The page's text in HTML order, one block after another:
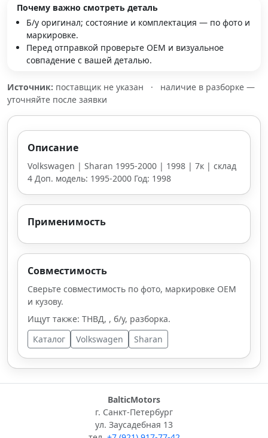
Почему важно смотреть деталь
Б/у оригинал; состояние и комплектация — по фото и
маркировке.
Перед отправкой проверьте OEM и визуальное
совпадение с вашей деталью.
Источник: поставщик не указан ·
наличие в разборке —
уточняйте после заявки
Описание
Volkswagen | Sharan 1995-2000 | 1998 | 7к | склад
4 Доп. модель: 1995-2000 Год: 1998
Применимость
Совместимость
Сверьте совместимость по фото, маркировке OEM
и кузову.
Ищут также: ТНВД, , б/у, разборка.
Каталог
Volkswagen Sharan
BalticMotors
г. Санкт-Петербург
ул. Заусадебная 13